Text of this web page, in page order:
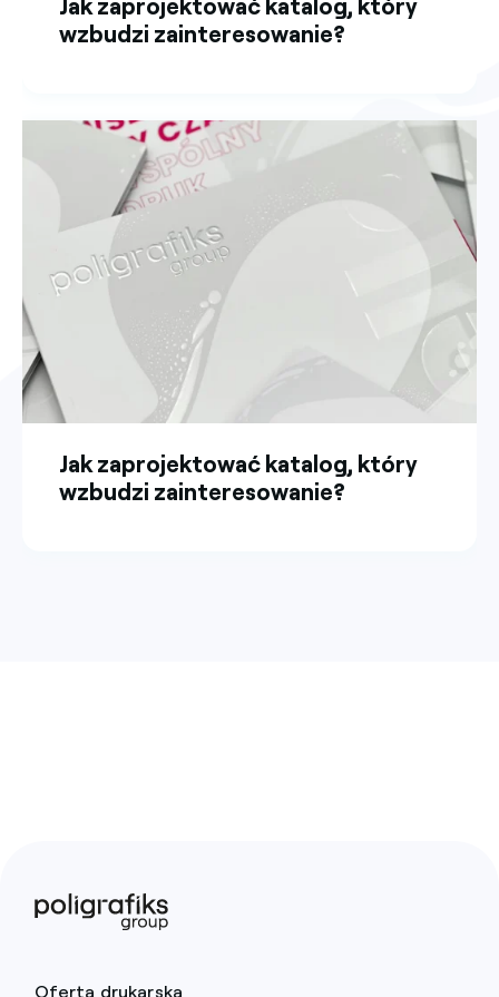
wzbudzi zainteresowanie?
Jak zaprojektować katalog, który
wzbudzi zainteresowanie?
Oferta drukarska